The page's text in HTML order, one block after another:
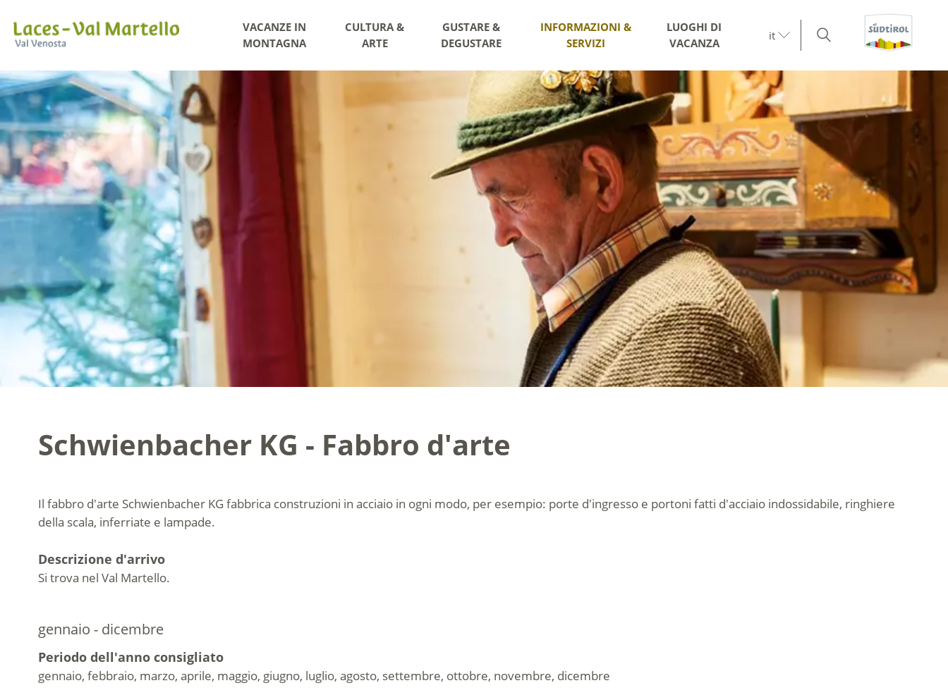
VACANZE IN
MONTAGNA
CULTURA &
ARTE
GUSTARE &
DEGUSTARE
INFORMAZIONI &
SERVIZI
LUOGHI DI
VACANZA
it
Schwienbacher KG - Fabbro d'arte
Il fabbro d'arte Schwienbacher KG fabbrica construzioni in acciaio in ogni modo, per esempio: porte d'ingresso e portoni fatti d'acciaio indossidabile, ringhiere
della scala, inferriate e lampade.
Descrizione d'arrivo
Si trova nel Val Martello.
gennaio - dicembre
Periodo dell'anno consigliato
gennaio, febbraio, marzo, aprile, maggio, giugno, luglio, agosto, settembre, ottobre, novembre, dicembre